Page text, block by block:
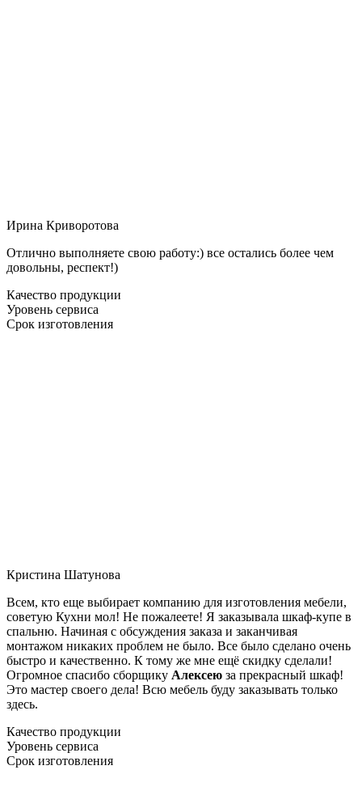
Ирина Криворотова
Отлично выполняете свою работу:) все остались более чем
довольны, респект!)
Качество продукции
Уровень сервиса
Срок изготовления
Кристина Шатунова
Всем, кто еще выбирает компанию для изготовления мебели,
советую Кухни мол! Не пожалеете! Я заказывала шкаф-купе в
спальню. Начиная с обсуждения заказа и заканчивая
монтажом никаких проблем не было. Все было сделано очень
быстро и качественно. К тому же мне ещё скидку сделали!
Огромное спасибо сборщику Алексею за прекрасный шкаф!
Это мастер своего дела! Всю мебель буду заказывать только
здесь.
Качество продукции
Уровень сервиса
Срок изготовления